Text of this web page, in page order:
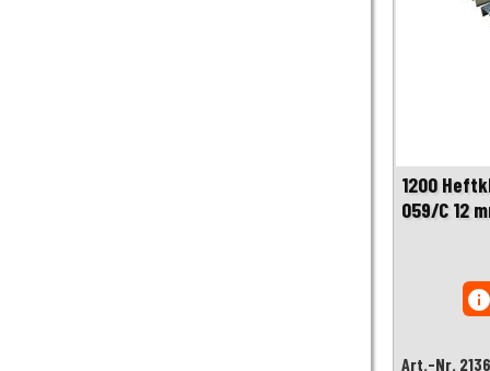
1200
059/C 12
Art.-Nr.